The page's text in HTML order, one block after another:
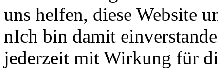
uns helfen, diese Website
nIch bin damit
jederzeit mit Wirkung für